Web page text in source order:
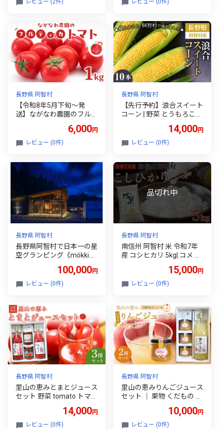
レビュー (2件)
レビュー (0件)
長野県 阿智村
【令和8年5月下旬～発
送】ながなわ農園のフルテ
ィカトマト 1kg｜ ちょっ
と贅沢な甘美なトマト 数
量限定 トマト フルーツ 甘
6,000円
レビュー (0件)
長野県 阿智村
【先行予約】浪合スイート
コーン | 野菜 とうもろこし
トウモロコシ コーン 信州
14,000円
レビュー (0件)
長野県 阿智村
長野県阿智村で日本一の星
空グランピング《mökki
（mokki モッキ）～STAR
DUST GLAMPING achi villa
ge～》 宿泊ギフト券（3
100,000円
レビュー (0件)
長野県 阿智村
南信州 阿智村 米 令和7年
産 コシヒカリ 5kg| コメ お
米 令和7年 白米 精米 長野
南信州 ふるさと納税 コシ
ヒカリ 阿智村 人気 おすす
野
15,000円
レビュー (0件)
長野県 阿智村
里山の恵みとまとジュース
セット 野菜 tomato トマト
飲料 飲み物 ドリンク やさ
14,000円
レビュー (0件)
長野県 阿智村
里山の恵みりんごジュース
セット ｜ 果物 くだもの フ
ルーツ 林檎 ジュース 飲料
10,000円
レビュー (0件)